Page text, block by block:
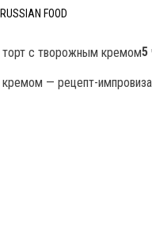
RUSSIAN FOOD
5
— рецепт-